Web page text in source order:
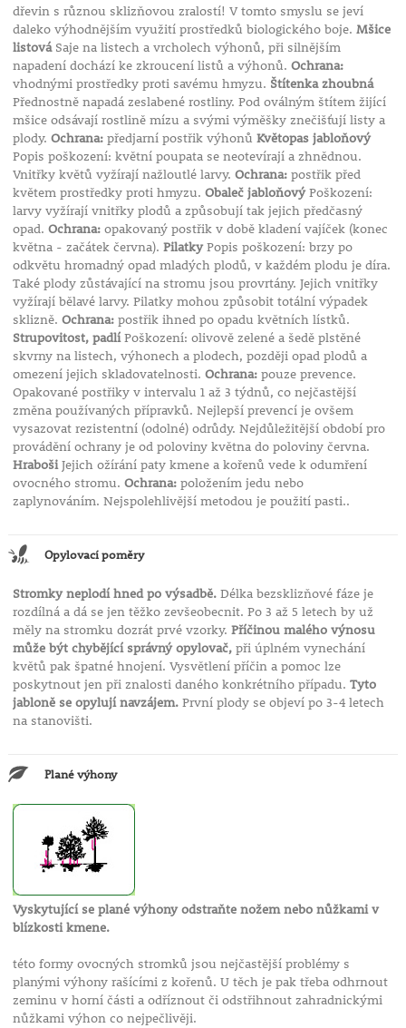
dřevin s různou sklizňovou zralostí! V tomto smyslu se jeví
daleko výhodnějším využití prostředků biologického boje. Mšice
listováSaje na listech a vrcholech výhonů, při silnějším
napadení dochází ke zkroucení listů a výhonů. Ochrana:
vhodnými prostředky proti savému hmyzu. Štítenka zhoubná
Přednostně napadá zeslabené rostliny. Pod oválným štítem žijící
mšice odsávají rostlině mízu a svými výměšky znečišťují listy a
plody. Ochrana:předjarní postřik výhonů Květopas jabloňový
Popis poškození: květní poupata se neotevírají a zhnědnou.
Vnitřky květů vyžírají nažloutlé larvy. Ochrana:postřik před
květem prostředky proti hmyzu. Obaleč jabloňovýPoškození:
larvy vyžírají vnitřky plodů a způsobují tak jejich předčasný
opad. Ochrana:opakovaný postřik v době kladení vajíček (konec
května - začátek června). PilatkyPopis poškození: brzy po
odkvětu hromadný opad mladých plodů, v každém plodu je díra.
Také plody zůstávající na stromu jsou provrtány. Jejich vnitřky
vyžírají bělavé larvy. Pilatky mohou způsobit totální výpadek
sklizně. Ochrana:postřik ihned po opadu květních lístků.
Strupovitost, padlíPoškození: olivově zelené a šedě plstěné
skvrny na listech, výhonech a plodech, později opad plodů a
omezení jejich skladovatelnosti. Ochrana:pouze prevence.
Opakované postřiky v intervalu 1 až 3 týdnů, co nejčastější
změna používaných přípravků. Nejlepší prevencí je ovšem
vysazovat rezistentní (odolné) odrůdy. Nejdůležitější období pro
provádění ochrany je od poloviny května do poloviny června.
HrabošiJejich ožírání paty kmene a kořenů vede k odumření
ovocného stromu. Ochrana:položením jedu nebo
zaplynováním. Nejspolehlivější metodou je použití pasti..
Opylovací poměry
Stromky neplodí hned po výsadbě.Délka bezsklizňové fáze je
rozdílná a dá se jen těžko zevšeobecnit. Po 3 až 5 letech by už
měly na stromku dozrát prvé vzorky. Příčinou malého výnosu
může být chybějící správný opylovač,při úplném vynechání
květů pak špatné hnojení. Vysvětlení příčin a pomoc lze
poskytnout jen při znalosti daného konkrétního případu. Tyto
jabloně se opylují navzájem.První plody se objeví po 3-4 letech
na stanovišti.
Plané výhony
Vyskytující se plané výhony odstraňte nožem nebo nůžkami v
blízkosti kmene.
této formy ovocných stromků jsou nejčastější problémy s
planými výhony rašícími z kořenů. U těch je pak třeba odhrnout
zeminu v horní části a odříznout či odstřihnout zahradnickými
nůžkami výhon co nejpečlivěji.